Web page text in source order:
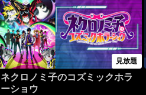
見放題
ネクロノミ子のコズミックホラ
ーショウ